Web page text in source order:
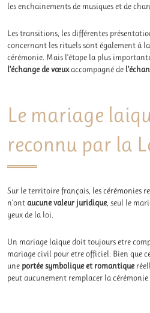
les enchainements de musiques et de
Les transitions, les différentes
concernant les rituels sont également à
cérémonie. Mais l’étape la plus
l’échange de vœuxaccompagné de
Le mariage
reconnu par la
Sur le territoire français, les cérémonies
n’ontaucune valeur juridique, seul le
yeux de la loi.
Un mariage laique doit toujours etre
mariage civil pour etre officiel. Bien que
une portée symbolique et romantique
peut aucunement remplacer la cérémonie